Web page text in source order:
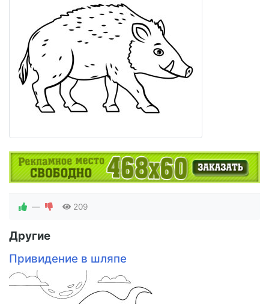
— 209
Другие
Привидение в шляпе